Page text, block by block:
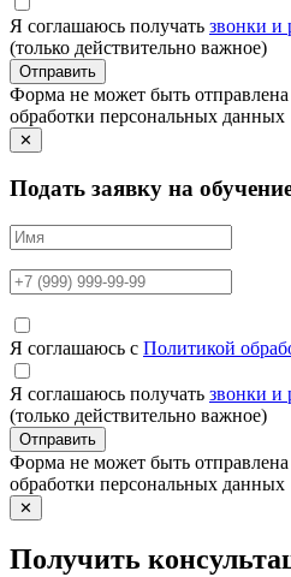
Я соглашаюсь получать звонки
(только действительно важное)
Отправить
Форма не может быть отправлена
обработки персональных данных
✕
Подать заявку на
Я соглашаюсь с Политикой
Я соглашаюсь получать звонки
(только действительно важное)
Отправить
Форма не может быть отправлена
обработки персональных данных
✕
Получить